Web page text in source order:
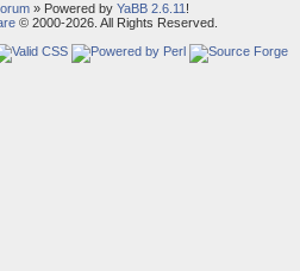
» Powered by YaBB 2.6.11 !
© 2000-2026. All Rights Reserved.